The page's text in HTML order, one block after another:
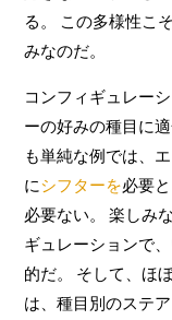
る。 この多様性こ
みなのだ。
コンフィギュレー
ーの好みの種目に
も単純な例では、
にシフターを必要と
必要ない。 楽しみ
ギュレーションで
的だ。 そして、ほ
は、種目別のステ